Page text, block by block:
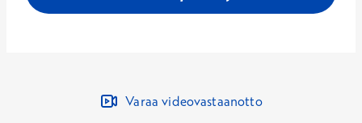
Varaa videovastaanotto